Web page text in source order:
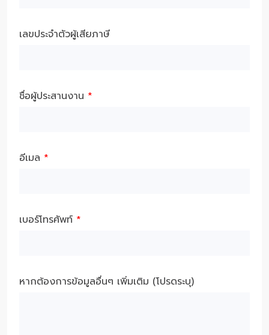
เลขประจำตัวผู้เสียภาษี
ชื่อผู้ประสานงาน *
อีเมล *
เบอร์โทรศัพท์ *
หากต้องการข้อมูลอื่นๆ เพิ่มเติม (โปรดระบุ)